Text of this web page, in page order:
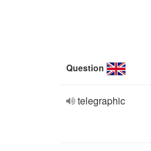
Question
telegraphic